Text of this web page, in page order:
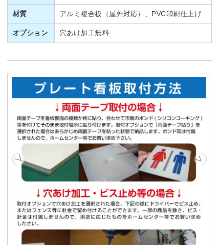
材質 アルミ複合板（屋外対応）、PVC印刷仕上げ
オプション 穴あけ加工無料